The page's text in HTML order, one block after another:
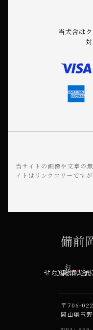
当犬舎は
当サイトの画像や文章の
イトはリンクフリーです
備前
お知らせ 子犬情報
美里犬舎について 見学につ
〒706-
岡山県玉